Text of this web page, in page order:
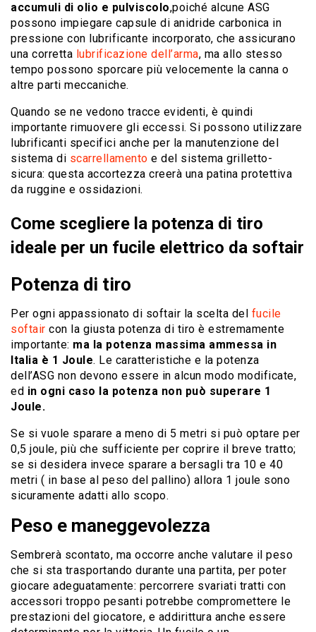
accumuli di olio e pulviscolo,poiché alcune ASG
possono impiegare capsule di anidride carbonica in
pressione con lubrificante incorporato, che assicurano
una corretta lubrificazione dell’arma, ma allo stesso
tempo possono sporcare più velocemente la canna o
altre parti meccaniche.
Quando se ne vedono tracce evidenti, è quindi
importante rimuovere gli eccessi. Si possono utilizzare
lubrificanti specifici anche per la manutenzione del
sistema di scarrellamento e del sistema grilletto-
sicura: questa accortezza creerà una patina protettiva
da ruggine e ossidazioni.
Come scegliere la potenza di tiro
ideale per un fucile elettrico da softair
Potenza di tiro
Per ogni appassionato di softair la scelta del fucile
softair con la giusta potenza di tiro è estremamente
importante: ma la potenza massima ammessa in
Italia è 1 Joule. Le caratteristiche e la potenza
dell’ASG non devono essere in alcun modo modificate,
ed in ogni caso la potenza non può superare 1
Joule.
Se si vuole sparare a meno di 5 metri si può optare per
0,5 joule, più che sufficiente per coprire il breve tratto;
se si desidera invece sparare a bersagli tra 10 e 40
metri ( in base al peso del pallino) allora 1 joule sono
sicuramente adatti allo scopo.
Peso e maneggevolezza
Sembrerà scontato, ma occorre anche valutare il peso
che si sta trasportando durante una partita, per poter
giocare adeguatamente: percorrere svariati tratti con
accessori troppo pesanti potrebbe compromettere le
prestazioni del giocatore, e addirittura anche essere